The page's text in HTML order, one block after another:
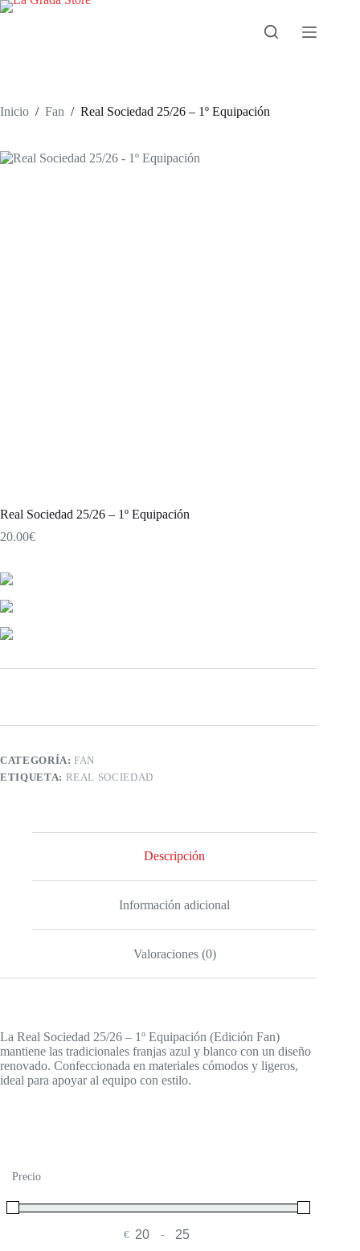
Saltar
Inicio / Fan / Real Sociedad 25/26 – 1º Equipación
Real Sociedad 25/26 – 1º Equipación
20.00€
CATEGORÍA:FAN
ETIQUETA: REAL SOCIEDAD
Descripción
Información adicional
Valoraciones (0)
La Real Sociedad 25/26 – 1º Equipación (Edición Fan)
mantiene las tradicionales franjas azul y blanco con un diseño
renovado. Confeccionada en materiales cómodos y ligeros,
ideal para apoyar al equipo con estilo.
Precio
€ Minimum Price
-Maximum Price